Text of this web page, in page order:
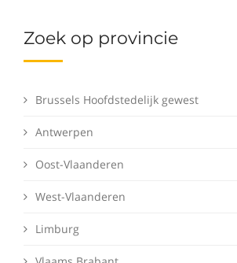
Zoek op provincie
Brussels Hoofdstedelijk gewest
Antwerpen
Oost-Vlaanderen
West-Vlaanderen
Limburg